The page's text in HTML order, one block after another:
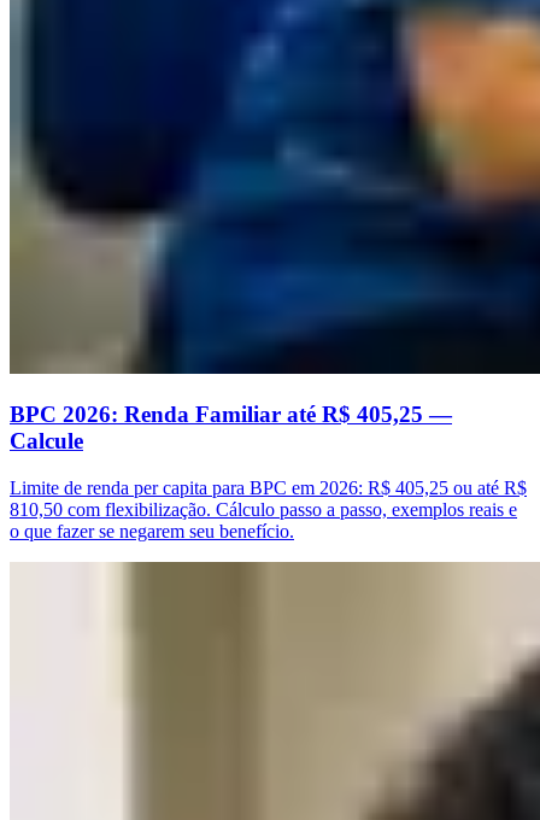
BPC 2026: Renda Familiar até R$ 405,25 —
Calcule
Limite de renda per capita para BPC em 2026: R$ 405,25 ou até R$
810,50 com flexibilização. Cálculo passo a passo, exemplos reais e
o que fazer se negarem seu benefício.